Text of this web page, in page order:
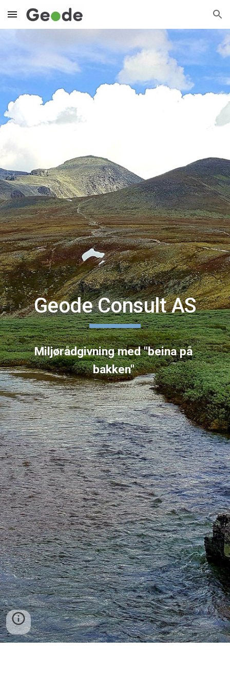
Skip to main content Skip to navigation
Geode Consult AS
Miljørådgivning med "beina på
bakken"